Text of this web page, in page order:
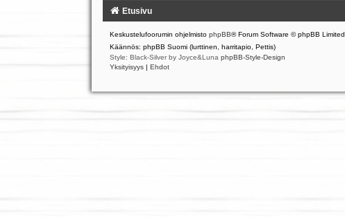
Etusivu
Keskustelufoorumin ohjelmisto phpBB® Forum Software © phpBB Limited
Käännös: phpBB Suomi (lurttinen, harritapio, Pettis)
Style: Black-Silver by Joyce&Luna phpBB-Style-Design
Yksityisyys | Ehdot